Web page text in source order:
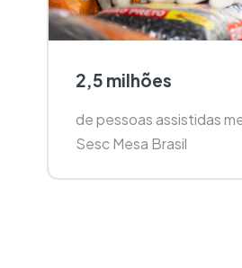
2,5 milhões
de pessoas assistidas
Sesc Mesa Brasil